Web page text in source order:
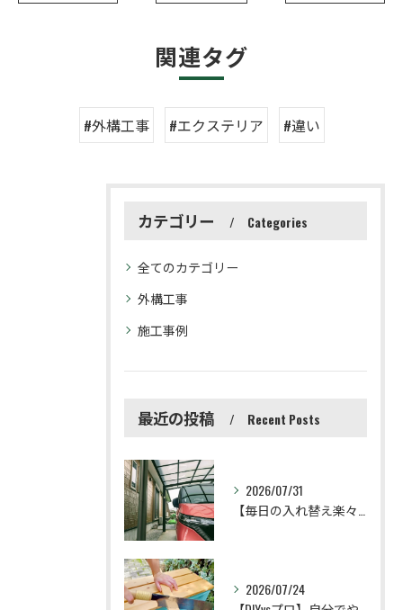
関連タグ
#外構工事 #エクステリア #違い
カテゴリー Categories
全てのカテゴリー
外構工事
施工事例
最近の投稿 Recent Posts
2026/07/31
2026/07/24